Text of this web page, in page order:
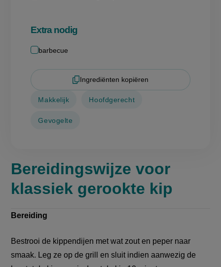
Extra nodig
barbecue
Ingrediënten kopiëren
Makkelijk Hoofdgerecht
Gevogelte
Bereidingswijze voor
klassiek gerookte kip
Bereiding
Bestrooi de kippendijen met wat zout en peper naar
smaak. Leg ze op de grill en sluit indien aanwezig de